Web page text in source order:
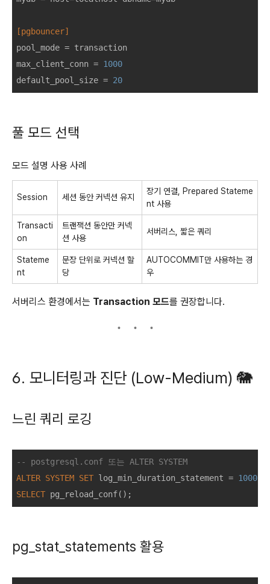
[pgbouncer]
pool_mode
max_client_conn = 1000
default_pool_size = 20
풀 모드 선택
모드 설명 사용 사례
Session 세션 동안 커넥션 유지
장기 연결, Prepared Stateme
nt 사용
Transacti
on
트랜잭션 동안만 커넥
션 사용
서버리스, 짧은 쿼리
Stateme
nt
문장 단위로 커넥션 할
당
AUTOCOMMIT만 사용하는 경
우
서버리스 환경에서는 Transaction 모드를 권장합니다.
6. 모니터링과 진단 (Low-Medium) 🐘
느린 쿼리 로깅
-- postgresql.conf 또는 ALTER SYSTEM
ALTER SYSTEM SET log_min_duration_statement = 1000
SELECT
pg_stat_statements 활용